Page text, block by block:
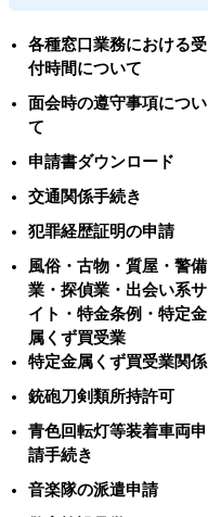
各種窓口業務における受
付時間について
面会時の遵守事項につい
て
申請書ダウンロード
交通関係手続き
犯罪経歴証明の申請
風俗・古物・質屋・警備
業・探偵業・出会い系サ
イト・特金条例・特定金
属くず買受業
特定金属くず買受業関係
銃砲刀剣類所持許可
青色回転灯等装着車両申
請手続き
音楽隊の派遣申請